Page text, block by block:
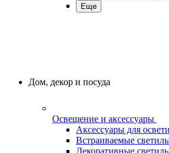
Еще
Дом, декор и посуда
Освещение и аксессуары
Аксессуары для
Встраиваемые
Декоративные